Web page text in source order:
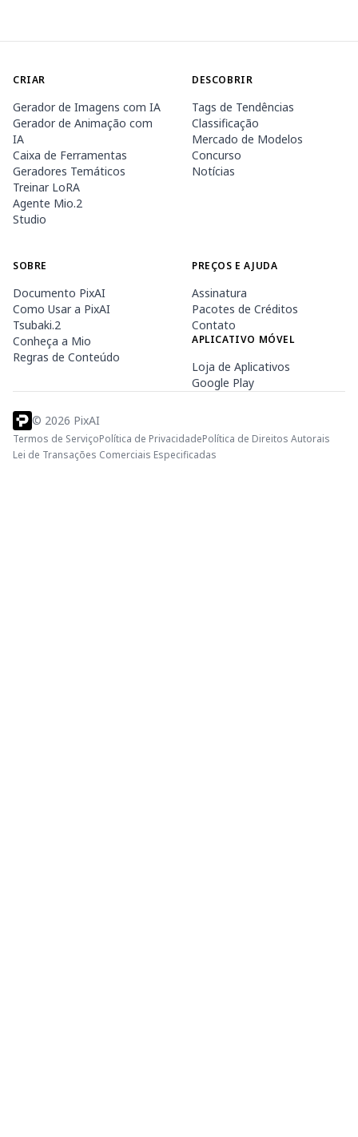
CRIAR
Gerador de Imagens com IA
Gerador de Animação com
IA
Caixa de Ferramentas
Geradores Temáticos
Treinar LoRA
Agente Mio.2
Studio
DESCOBRIR
Tags de Tendências
Classificação
Mercado de Modelos
Concurso
Notícias
SOBRE
Documento PixAI
Como Usar a PixAI
Tsubaki.2
Conheça a Mio
Regras de Conteúdo
PREÇOS E AJUDA
Assinatura
Pacotes de Créditos
Contato
APLICATIVO MÓVEL
Loja de Aplicativos
Google Play
© 2026 PixAI
Termos de ServiçoPolítica de PrivacidadePolítica de Direitos Autorais
Lei de Transações Comerciais Especificadas